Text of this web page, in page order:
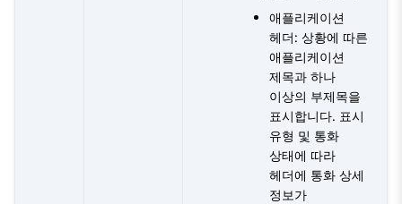
애플리케이션
헤더: 상황에 따른
애플리케이션
제목과 하나
이상의 부제목을
표시합니다. 표시
유형 및 통화
상태에 따라
헤더에 통화 상세
정보가